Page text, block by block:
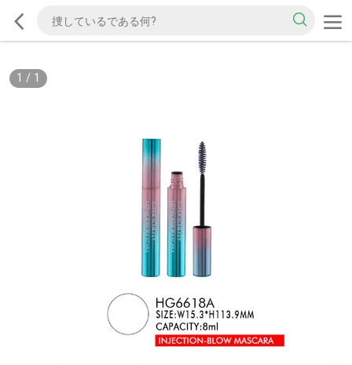
1 / 1